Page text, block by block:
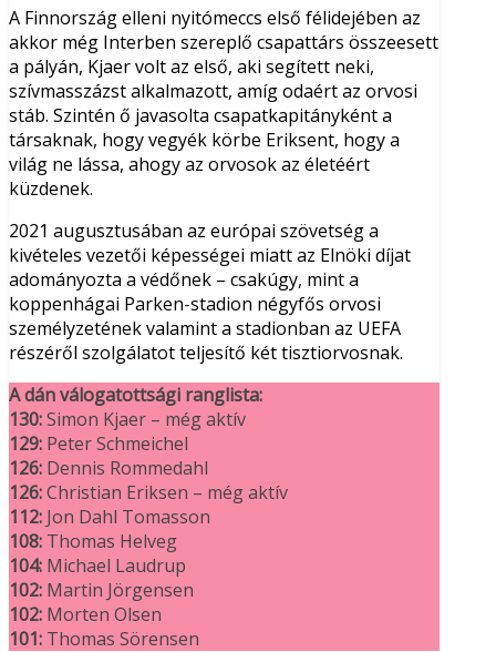
A Finnország elleni nyitómeccs első félidejében az
akkor még Interben szereplő csapattárs összeesett
a pályán, Kjaer volt az első, aki segített neki,
szívmasszázst alkalmazott, amíg odaért az orvosi
stáb. Szintén ő javasolta csapatkapitányként a
társaknak, hogy vegyék körbe Eriksent, hogy a
világ ne lássa, ahogy az orvosok az életéért
küzdenek.
2021 augusztusában az európai szövetség a
kivételes vezetői képességei miatt az Elnöki díjat
adományozta a védőnek – csakúgy, mint a
koppenhágai Parken-stadion négyfős orvosi
személyzetének valamint a stadionban az UEFA
részéről szolgálatot teljesítő két tisztiorvosnak.
A dán válogatottsági ranglista:
130:Simon Kjaer – még aktív
129: Peter Schmeichel
126: Dennis Rommedahl
126:Christian Eriksen – még aktív
112: Jon Dahl Tomasson
108: Thomas Helveg
104: Michael Laudrup
102: Martin Jörgensen
102: Morten Olsen
101: Thomas Sörensen